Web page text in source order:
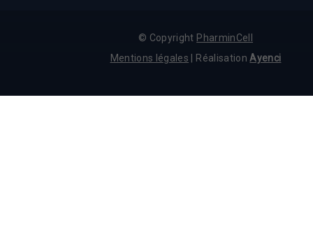
© Copyright PharminCell
Mentions légales | RéalisationAyenci